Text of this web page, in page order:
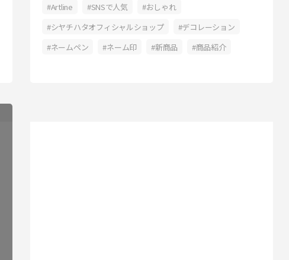
Artline SNSで人気
おしゃれ
シヤチハタオフィシャルショップ
デコレーション
ネームペン
ネーム印 新商品 商品紹介